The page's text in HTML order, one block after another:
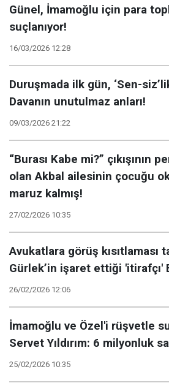
Günel, İmamoğlu için para
suçlanıyor!
16/03/2026 12:28
Duruşmada ilk gün, ‘Sen-
Davanın unutulmaz anları!
09/03/2026 21:22
“Burası Kabe mi?” çıkışının
olan Akbal ailesinin çocuğu
maruz kalmış!
27/02/2026 10:35
Avukatlara görüş kısıtlaması
Gürlek’in işaret ettiği 'itirafçı'
26/02/2026 12:06
İmamoğlu ve Özel'i rüşvetle
Servet Yıldırım: 6 milyonluk
25/02/2026 10:35